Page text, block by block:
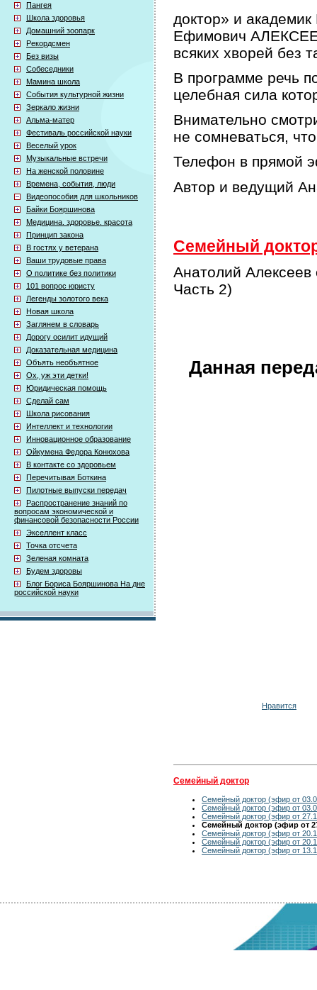
Пангея
Школа здоровья
Домашний зоопарк
Рекордсмен
Без визы
Собеседники
Мамина школа
События культурной жизни
Зеркало жизни
Альма-матер
Фестиваль российской науки
Веселый урок
Музыкальные встречи
На женской половине
Времена, события, люди
Видеопособия для школьников
Байки Бояршинова
Медицина. здоровье. красота
Принцип закона
В гостях у ветерана
Ваши трудовые права
О политике без политики
101 вопрос юристу
Легенды золотого века
Новая школа
Заглянем в словарь
Дорогу осилит идущий
Доказательная медицина
Объять необъятное
Ох, уж эти детки!
Юридическая помощь
Сделай сам
Школа рисования
Интеллект и технологии
Инновационное образование
Ойкумена Федора Конюхова
В контакте со здоровьем
Перечитывая Боткина
Пилотные выпуски передач
Распространение знаний по
вопросам экономической и
финансовой безопасности России
Экселлент класс
Точка отсчета
Зеленая комната
Будем здоровы
Блог Бориса Бояршинова На дне
российской науки
доктор» и
Ефимович
всяких хворей без
В программе речь
целебная сила
Внимательно
не сомневаться,
Телефон в прямой
Автор и ведущий
Семейный
Анатолий Алексеев
Часть 2)
Данная
Нравится
Семейный доктор
Семейный доктор (эфир от
Семейный доктор (эфир от
Семейный доктор (эфир от
Семейный доктор (эфир от
Семейный доктор (эфир от
Семейный доктор (эфир от
Семейный доктор (эфир от